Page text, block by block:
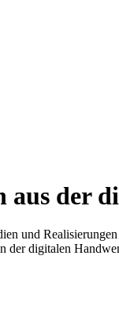
aus der
und
der digitalen